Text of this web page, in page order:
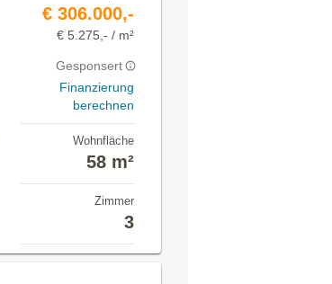
€ 306.000,-
€ 5.275,- / m²
Gesponsert
Finanzierung
berechnen
Wohnfläche
58 m²
Zimmer
3